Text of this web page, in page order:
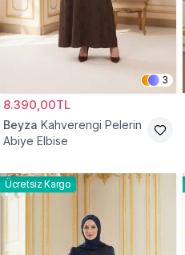
3
8.390,00TL
Beyza Kahverengi Pelerin
Abiye Elbise
Ücretsiz Kargo